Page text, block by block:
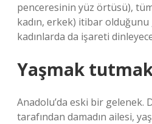
penceresinin yüz örtüsü),
kadın, erkek) itibar
kadınlarda da işareti
Yaşmak
Anadolu’da eski bir gelenek.
tarafından damadın ailesi,